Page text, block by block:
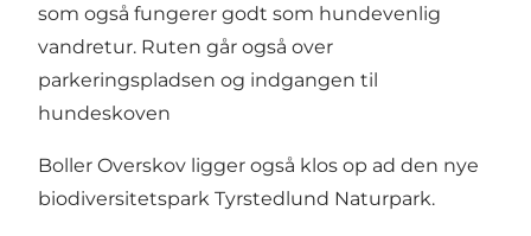
som også fungerer godt som hundevenlig
vandretur. Ruten går også over
parkeringspladsen og indgangen til
hundeskoven
Boller Overskov ligger også klos op ad den nye
biodiversitetspark Tyrstedlund Naturpark.